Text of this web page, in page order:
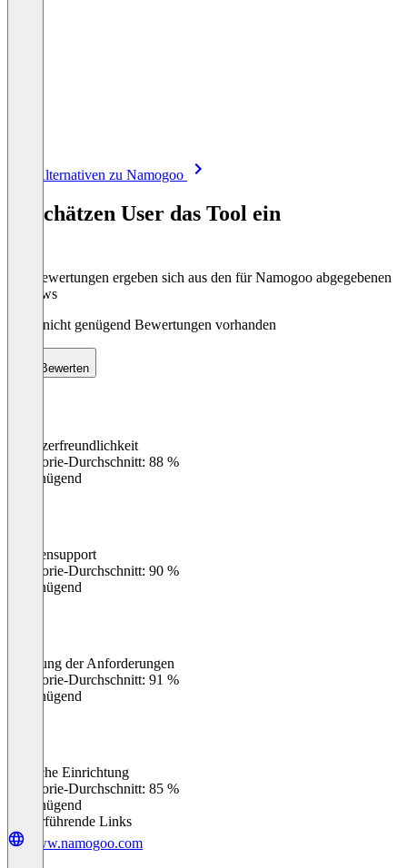
Alle Alternativen zu Namogoo
So schätzen User das Tool ein
Die Bewertungen ergeben sich aus den für Namogoo abgegebenen
Reviews
Noch nicht genügend Bewertungen vorhanden
Bewerten
Benutzerfreundlichkeit
Kategorie-Durchschnitt: 88 %
Ungenügend
Kundensupport
Kategorie-Durchschnitt: 90 %
Ungenügend
Erfüllung der Anforderungen
Kategorie-Durchschnitt: 91 %
Ungenügend
Einfache Einrichtung
Kategorie-Durchschnitt: 85 %
Ungenügend
Weiterführende Links
www.namogoo.com